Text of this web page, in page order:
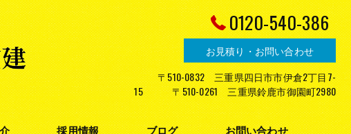
0120-540-386
お見積り・お問い合わせ
〒510-0832 三重県四日市市伊倉2丁目7-
15 〒510-0261 三重県鈴鹿市御園町2980
採用情報 ブログ お問い合わせ